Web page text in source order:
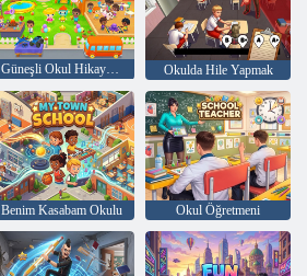
Güneşli Okul Hikayeleri Okulda Hile Yapmak
Benim Kasabam Okulu Okul Öğretmeni